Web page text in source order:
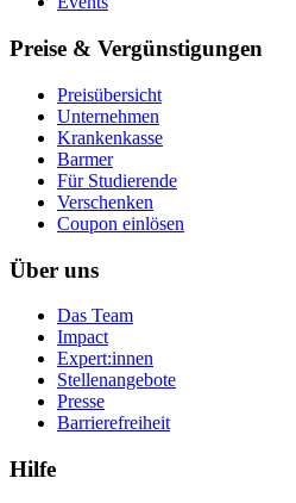
Preise & Vergünstigungen
Preisübersicht
Unternehmen
Krankenkasse
Barmer
Für Studierende
Ver­schen­ken
Coupon einlösen
Über uns
Das Team
Impact
Expert:innen
Stellenangebote
Presse
Barrierefreiheit
Hilfe